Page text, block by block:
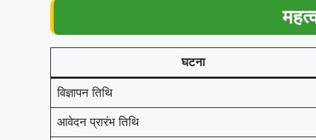
घटना
विज्ञापन तिथि
आवेदन प्रारंभ तिथि